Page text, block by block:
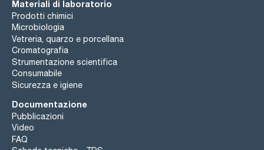
Materiali di laboratorio
Prodotti chimici
Microbiologia
Vetreria, quarzo e porcellana
Cromatografia
Strumentazione scientifica
Consumabile
Sicurezza e igiene
Documentazione
Pubblicazioni
Video
FAQ